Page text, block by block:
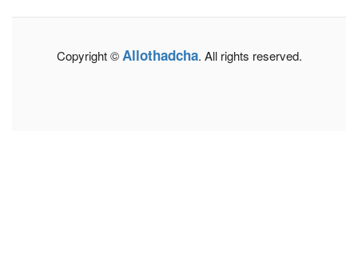
Copyright ©Allothadcha. All rights reserved.